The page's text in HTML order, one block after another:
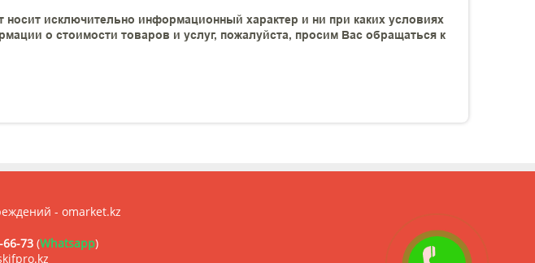
исключительно информационный характер и ни при каких условиях
о стоимости товаров и услуг, пожалуйста, просим Вас обращаться к
- omarket.kz
66-73(Whatsapp)